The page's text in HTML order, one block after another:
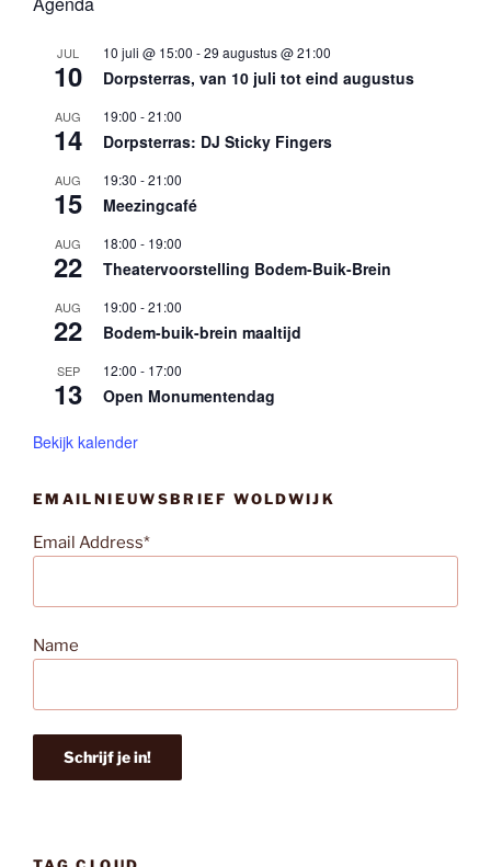
JUL
10
10 juli @ 15:00 -29 augustus @ 21:00
Dorpsterras, van 10 juli tot eind augustus
AUG
14
19:00 -21:00
Dorpsterras: DJ Sticky Fingers
AUG
15
19:30 -21:00
Meezingcafé
AUG
22
18:00 - 19:00
Theatervoorstelling Bodem-Buik-Brein
AUG
22
19:00 -21:00
Bodem-buik-brein maaltijd
SEP
13
12:00 - 17:00
Open Monumentendag
Bekijk kalender
EMAILNIEUWSBRIEF WOLDWIJK
Email Address*
Name